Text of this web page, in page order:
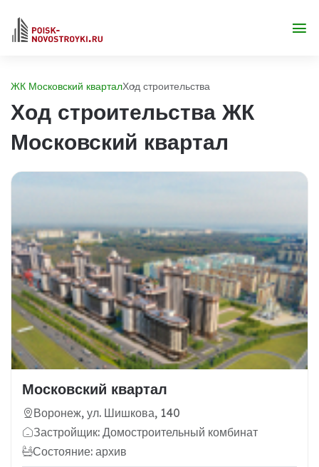
ЖК Московский кварталХод строительства
Ход строительства ЖК
Московский квартал
Московский квартал
Воронеж, ул. Шишкова, 140
Застройщик: Домостроительный комбинат
Состояние: архив